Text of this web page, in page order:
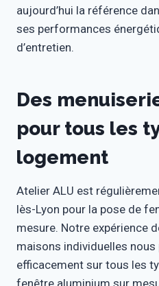
aujourd’hui la référence
ses performances
d’entretien.
Des
pour tous les
logement
Atelier ALU est
lès-Lyon pour la pose de
mesure. Notre expérience
maisons individuelles nous
efficacement sur tous les